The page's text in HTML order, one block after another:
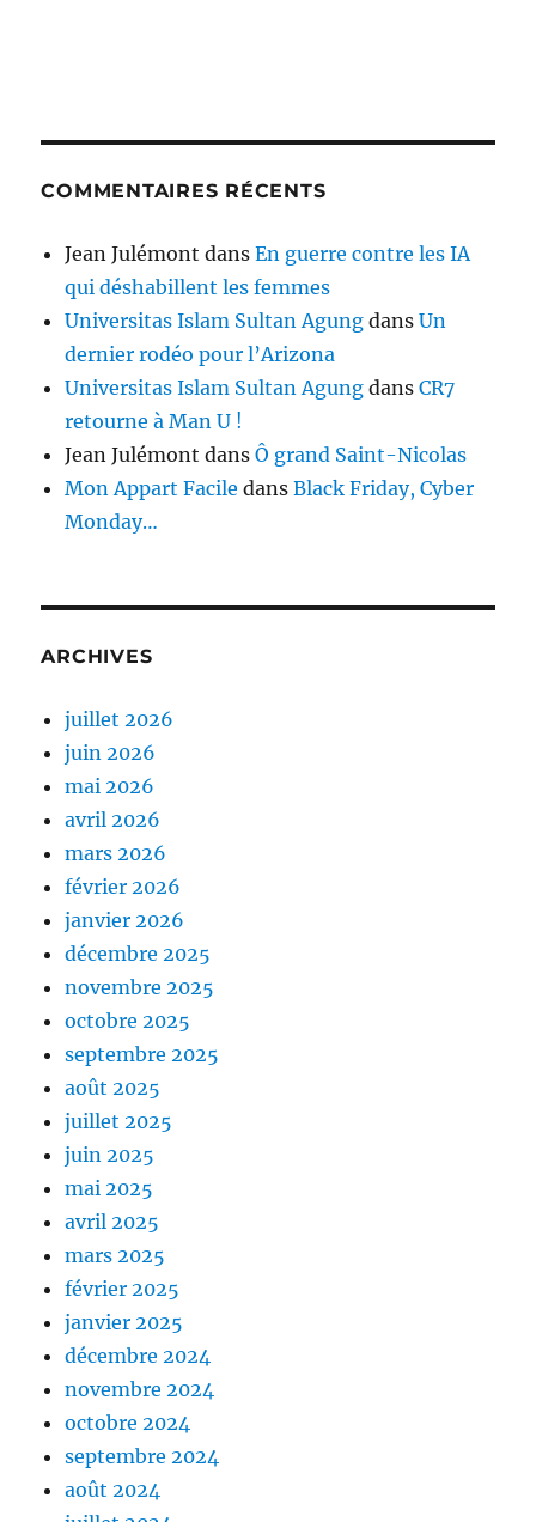
COMMENTAIRES RÉCENTS
Jean Julémont dansEn guerre contre les IA
qui déshabillent les femmes
Universitas Islam Sultan Agung dansUn
dernier rodéo pour l’Arizona
Universitas Islam Sultan Agung dansCR7
retourne à Man U !
Jean Julémont dansÔ grand Saint-Nicolas
Mon Appart Facile dansBlack Friday, Cyber
Monday…
ARCHIVES
juillet 2026
juin 2026
mai 2026
avril 2026
mars 2026
février 2026
janvier 2026
décembre 2025
novembre 2025
octobre 2025
septembre 2025
août 2025
juillet 2025
juin 2025
mai 2025
avril 2025
mars 2025
février 2025
janvier 2025
décembre 2024
novembre 2024
octobre 2024
septembre 2024
août 2024